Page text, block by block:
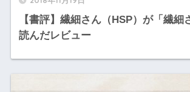
【書評】繊細さん（HSP）が「繊細
読んだレビュー